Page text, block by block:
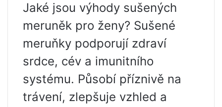
Jaké jsou výhody sušených
meruněk pro ženy? Sušené
meruňky podporují zdraví
srdce, cév a imunitního
systému. Působí příznivě na
trávení, zlepšuje vzhled a